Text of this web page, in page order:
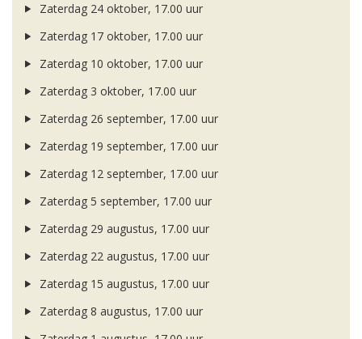
Zaterdag 24 oktober, 17.00 uur
Zaterdag 17 oktober, 17.00 uur
Zaterdag 10 oktober, 17.00 uur
Zaterdag 3 oktober, 17.00 uur
Zaterdag 26 september, 17.00 uur
Zaterdag 19 september, 17.00 uur
Zaterdag 12 september, 17.00 uur
Zaterdag 5 september, 17.00 uur
Zaterdag 29 augustus, 17.00 uur
Zaterdag 22 augustus, 17.00 uur
Zaterdag 15 augustus, 17.00 uur
Zaterdag 8 augustus, 17.00 uur